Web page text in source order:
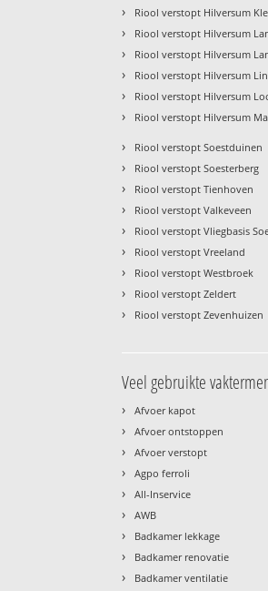
› Riool verstopt Hilversum
› Riool verstopt Hilversum
› Riool verstopt Hilversum
› Riool verstopt Hilversum
› Riool verstopt Hilversum
› Riool verstopt Hilversum
› Riool verstopt Soestduinen
› Riool verstopt Soesterberg
› Riool verstopt Tienhoven
› Riool verstopt Valkeveen
› Riool verstopt Vliegbasis
› Riool verstopt Vreeland
› Riool verstopt Westbroek
› Riool verstopt Zeldert
› Riool verstopt Zevenhuizen
Veel gebruikte
› Afvoer kapot
› Afvoer ontstoppen
› Afvoer verstopt
› Agpo ferroli
› All-Inservice
› AWB
› Badkamer lekkage
› Badkamer renovatie
› Badkamer ventilatie